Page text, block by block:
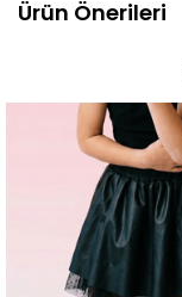
Ürün Önerileri